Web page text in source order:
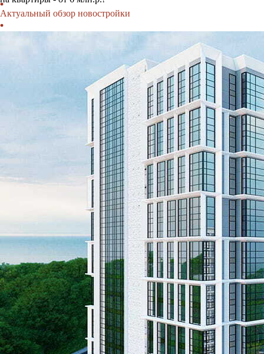
Актуальный обзор новостройки
От независимых экспертов
Актуальный обзор новостройки
От независимых экспертов